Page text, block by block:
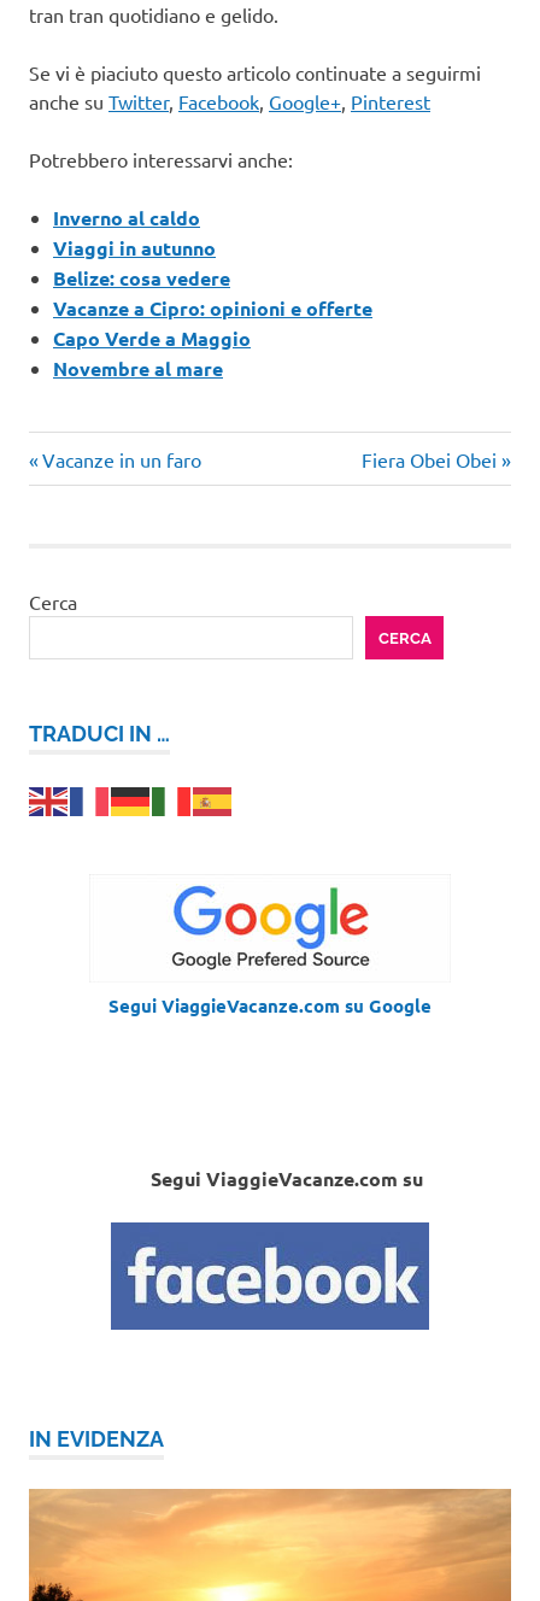
tran tran quotidiano e gelido.
Se vi è piaciuto questo articolo continuate a seguirmi
anche su Twitter, Facebook, Google+, Pinterest
Potrebbero interessarvi anche:
Inverno al caldo
Viaggi in autunno
Belize: cosa vedere
Vacanze a Cipro: opinioni e offerte
Capo Verde a Maggio
Novembre al mare
Navigazione
Articolo
precedente:
Vacanze in un faro
Articolo
successivo:
Fiera Obei Obei
Cerca
CERCA
TRADUCI IN …
Segui ViaggieVacanze.com su Google
Segui ViaggieVacanze.com su
IN EVIDENZA